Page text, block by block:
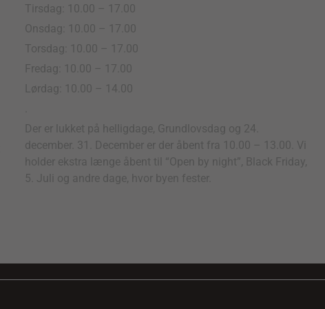
Tirsdag: 10.00 – 17.00
Onsdag: 10.00 – 17.00
Torsdag: 10.00 – 17.00
Fredag: 10.00 – 17.00
Lørdag: 10.00 – 14.00
Der er lukket på helligdage, Grundlovsdag og 24.
december. 31. December er der åbent fra 10.00 – 13.00. Vi
holder ekstra længe åbent til “Open by night”, Black Friday,
5. Juli og andre dage, hvor byen fester.